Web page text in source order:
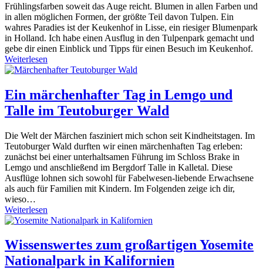
Frühlingsfarben soweit das Auge reicht. Blumen in allen Farben und
in allen möglichen Formen, der größte Teil davon Tulpen. Ein
wahres Paradies ist der Keukenhof in Lisse, ein riesiger Blumenpark
in Holland. Ich habe einen Ausflug in den Tulpenpark gemacht und
gebe dir einen Einblick und Tipps für einen Besuch im Keukenhof.
Weiterlesen
Ein märchenhafter Tag in Lemgo und
Talle im Teutoburger Wald
Die Welt der Märchen fasziniert mich schon seit Kindheitstagen. Im
Teutoburger Wald durften wir einen märchenhaften Tag erleben:
zunächst bei einer unterhaltsamen Führung im Schloss Brake in
Lemgo und anschließend im Bergdorf Talle in Kalletal. Diese
Ausflüge lohnen sich sowohl für Fabelwesen-liebende Erwachsene
als auch für Familien mit Kindern. Im Folgenden zeige ich dir,
wieso…
Weiterlesen
Wissenswertes zum großartigen Yosemite
Nationalpark in Kalifornien